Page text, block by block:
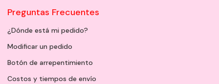
Preguntas Frecuentes
¿Dónde está mi pedido?
Modificar un pedido
Botón de arrepentimiento
Costos y tiempos de envío